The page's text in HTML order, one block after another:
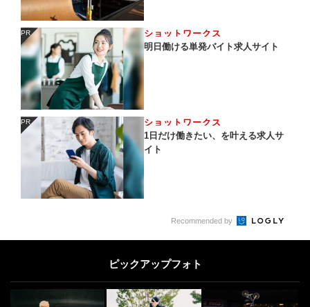
PR ショットワークス
明日働ける単発バイト求人サイト
PR ショットワークス
1日だけ働きたい、を叶える求人サ
イト
Recommended by
ピックアップフォト